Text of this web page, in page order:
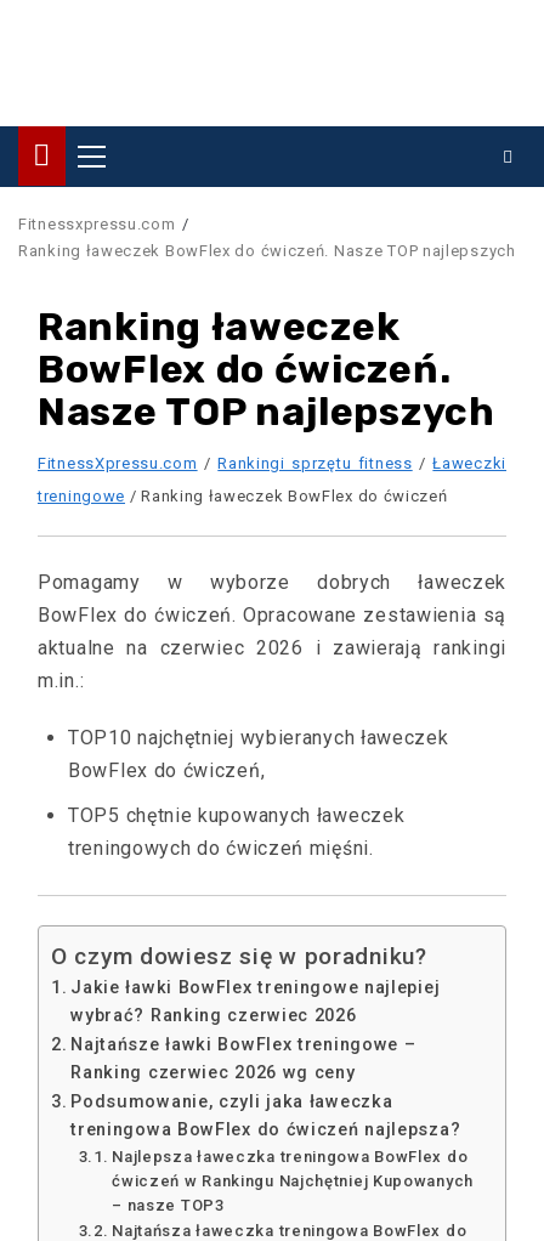
Primary
Menu
Fitnessxpressu.com
Ranking ławeczek BowFlex do ćwiczeń. Nasze TOP najlepszych
Ranking ławeczek
BowFlex do ćwiczeń.
Nasze TOP najlepszych
FitnessXpressu.com /Rankingi sprzętu fitness /Ławeczki
treningowe / Ranking ławeczek BowFlex do ćwiczeń
Pomagamy w wyborze dobrych ławeczek
BowFlex do ćwiczeń. Opracowane zestawienia są
aktualne na czerwiec 2026 i zawierają rankingi
m.in.:
TOP10 najchętniej wybieranych ławeczek
BowFlex do ćwiczeń,
TOP5 chętnie kupowanych ławeczek
treningowych do ćwiczeń mięśni.
O czym dowiesz się w poradniku?
Jakie ławki BowFlex treningowe najlepiej
wybrać? Ranking czerwiec 2026
Najtańsze ławki BowFlex treningowe –
Ranking czerwiec 2026 wg ceny
Podsumowanie, czyli jaka ławeczka
treningowa BowFlex do ćwiczeń najlepsza?
Najlepsza ławeczka treningowa BowFlex do
ćwiczeń w Rankingu Najchętniej Kupowanych
– nasze TOP3
Najtańsza ławeczka treningowa BowFlex do